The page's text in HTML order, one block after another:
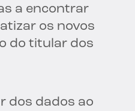
a encontrar
os novos
do titular dos
dos dados ao